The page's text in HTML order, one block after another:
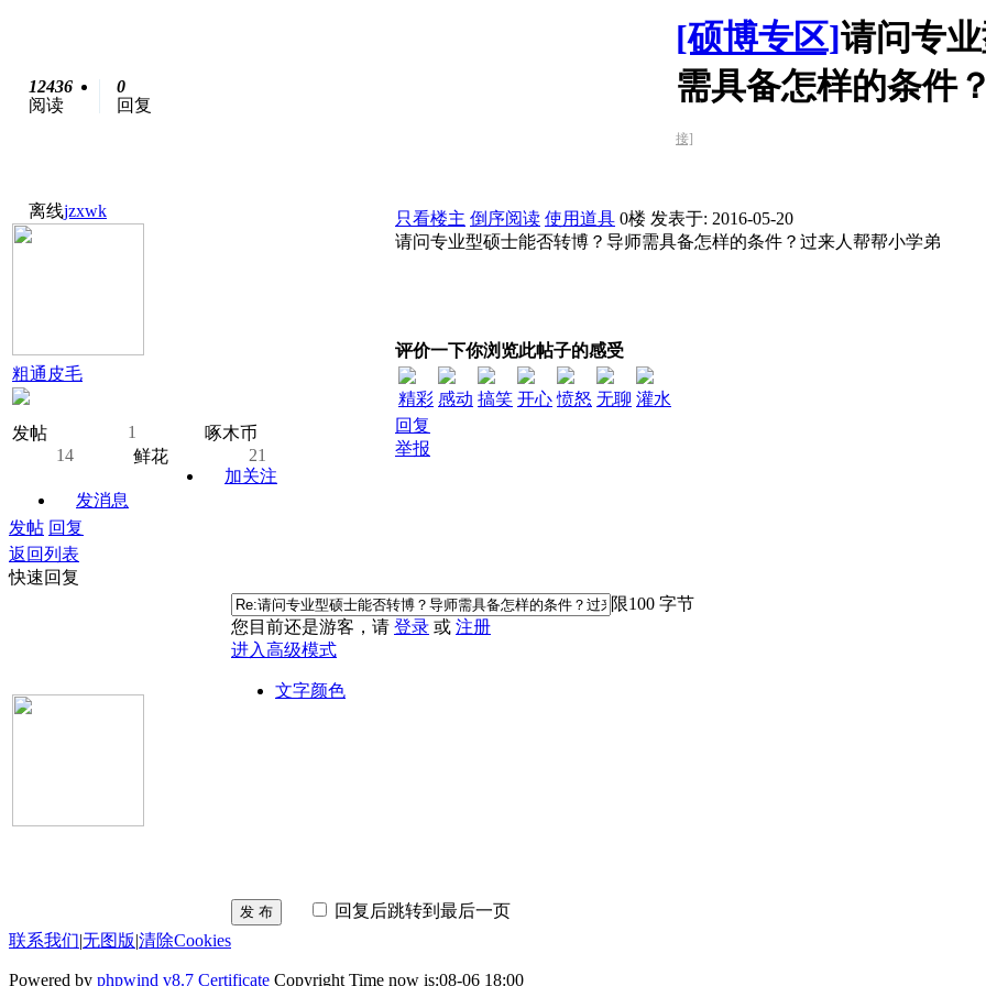
12436
阅读
0
回复
[硕博专区]请问专
需具备怎样的条件
接]
离线jzxwk
粗通皮毛
发帖 1
啄木币
14
鲜花
21
加关注
发消息
只看楼主 倒序阅读 使用道具 0楼 发表于: 2016-05-20
请问专业型硕士能否转博？导师需具备怎样的条件？过来人帮帮小学弟
评价一下你浏览此帖子的感受
精彩 感动 搞笑 开心 愤怒 无聊 灌水
回复
举报
发帖 回复
返回列表
快速回复
限100 字节
您目前还是游客，请 登录 或 注册
进入高级模式
文字颜色
发 布 回复后跳转到最后一页
联系我们|无图版|清除Cookies
Powered by phpwind v8.7 Certificate Copyright Time now is:08-06 18:00